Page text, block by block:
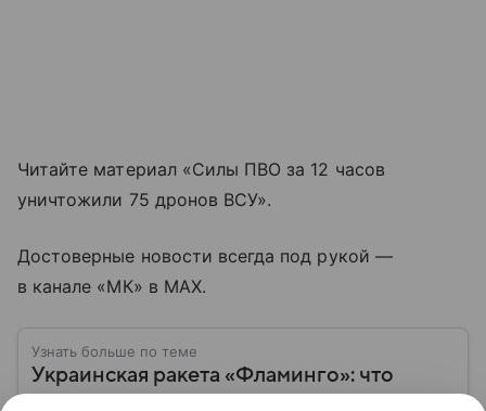
Читайте материал «Силы ПВО за 12 часов
уничтожили 75 дронов ВСУ».
Достоверные новости всегда под рукой —
в канале «МК» в MAX.
Узнать больше по теме
Украинская ракета «Фламинго»: что